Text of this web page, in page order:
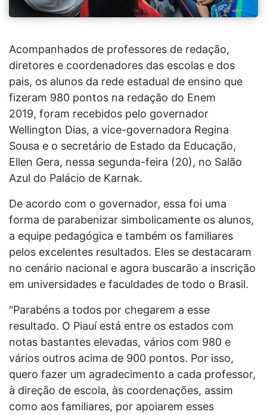
Acompanhados de professores de redação,
diretores e coordenadores das escolas e dos
pais, os alunos da rede estadual de ensino que
fizeram 980 pontos na redação do Enem
2019, foram recebidos pelo governador
Wellington Dias, a vice-governadora Regina
Sousa e o secretário de Estado da Educação,
Ellen Gera, nessa segunda-feira (20), no Salão
Azul do Palácio de Karnak.
De acordo com o governador, essa foi uma
forma de parabenizar simbolicamente os alunos,
a equipe pedagógica e também os familiares
pelos excelentes resultados. Eles se destacaram
no cenário nacional e agora buscarão a inscrição
em universidades e faculdades de todo o Brasil.
"Parabéns a todos por chegarem a esse
resultado. O Piauí está entre os estados com
notas bastantes elevadas, vários com 980 e
vários outros acima de 900 pontos. Por isso,
quero fazer um agradecimento a cada professor,
à direção de escola, às coordenações, assim
como aos familiares, por apoiarem esses